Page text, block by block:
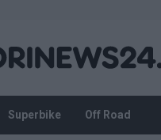
Superbike Off Road